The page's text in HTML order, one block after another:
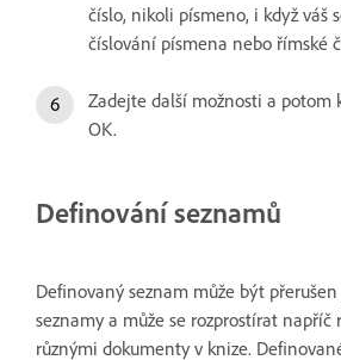
číslo, nikoli písmeno, i když váš
číslování písmena nebo římské
Zadejte další možnosti a
OK.
Definování seznamů
Definovaný seznam může být
seznamy a může se rozprostírat napříč
různými dokumenty v knize.